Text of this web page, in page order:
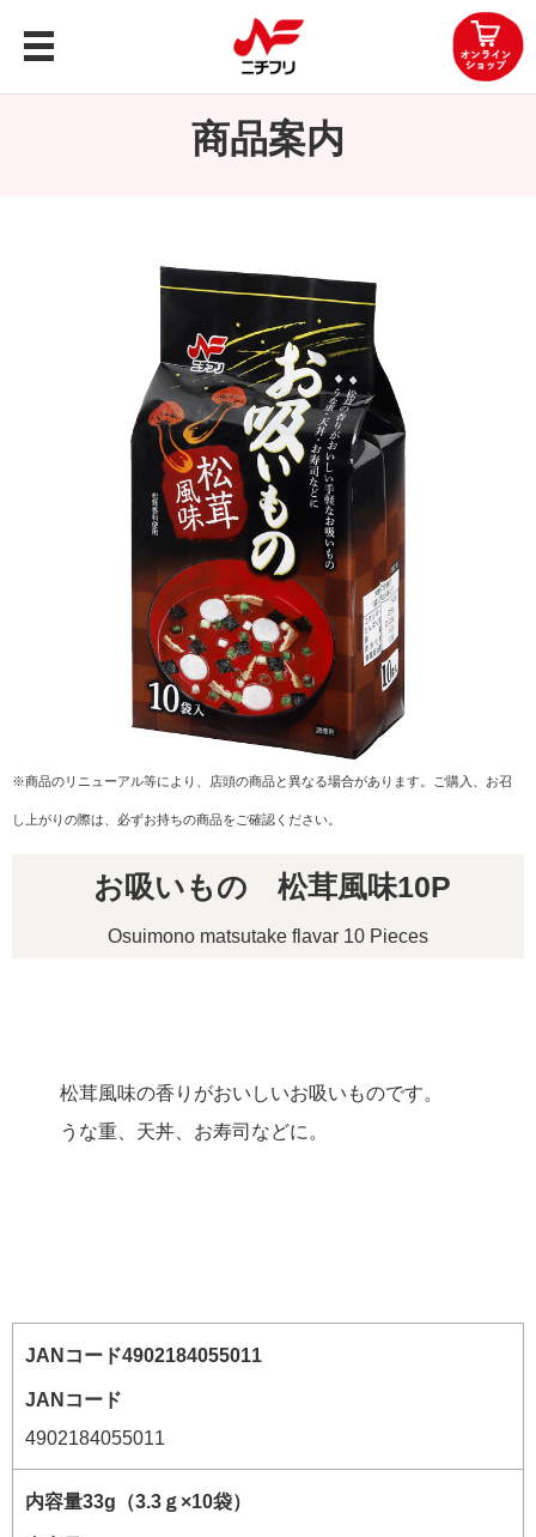
OEMお問い合わせ
商品案内
※商品のリニューアル等により、店頭の商品と異なる場合があります。ご購入、お召
し上がりの際は、必ずお持ちの商品をご確認ください。
お吸いもの 松茸風味10P
Osuimono matsutake flavar 10 Pieces
松茸風味の香りがおいしいお吸いものです。
うな重、天丼、お寿司などに。
JANコード
4902184055011